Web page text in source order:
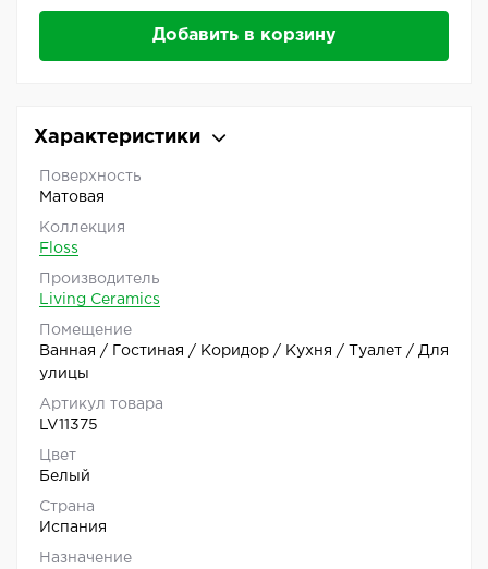
Добавить в корзину
Характеристики
Поверхность
Матовая
Коллекция
Floss
Производитель
Living Ceramics
Помещение
Ванная / Гостиная / Коридор / Кухня / Туалет / Для
улицы
Артикул товара
LV11375
Цвет
Белый
Страна
Испания
Назначение